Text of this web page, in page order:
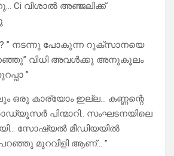
Ci വിശാൽ അഞ്ജലിക്ക്
” നടന്നു പോകുന്ന റുക്‌സാനയെ
വിധി അവൾക്കു അനുകൂലം
”
ഒരു കാര്യോം ഇല്ല… കണ്ണന്റെ
പിന്മാറി.. സംഘടനയിലെ
സോഷ്യൽ മീഡിയയിൽ
മുറവിളി ആണ്… ”